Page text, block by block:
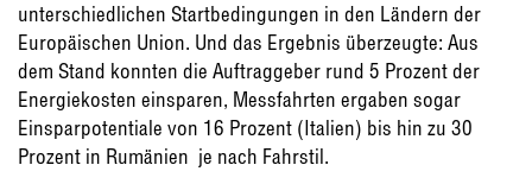
unterschiedlichen Startbedingungen in den Ländern der
Europäischen Union. Und das Ergebnis überzeugte: Aus
dem Stand konnten die Auftraggeber rund 5 Prozent der
Energiekosten einsparen, Messfahrten ergaben sogar
Einsparpotentiale von 16 Prozent (Italien) bis hin zu 30
Prozent in Rumänien  je nach Fahrstil.